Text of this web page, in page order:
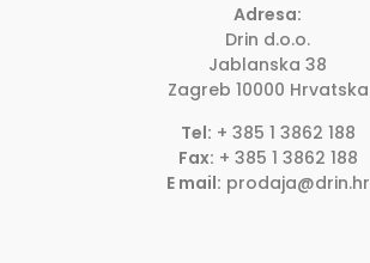
Adresa:
Drin d.o.o.
Jablanska 38
Zagreb 10000 Hrvatska
Tel: + 385 1 3862 188
Fax: + 385 1 3862 188
E mail: prodaja@drin.hr